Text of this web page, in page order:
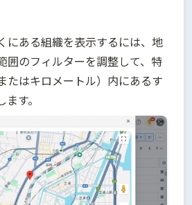
にある組織を表示するには、地
囲のフィルターを調整して、特
たはキロメートル）内にあるす
す。